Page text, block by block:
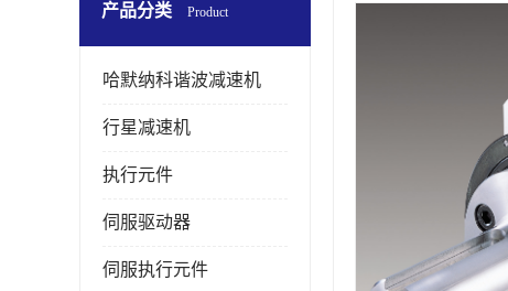
产品分类 Product
哈默纳科谐波减速机
行星减速机
执行元件
伺服驱动器
伺服执行元件